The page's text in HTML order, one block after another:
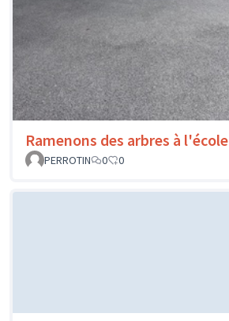
Ramenons des arbres à l'école
PERROTIN
0 0